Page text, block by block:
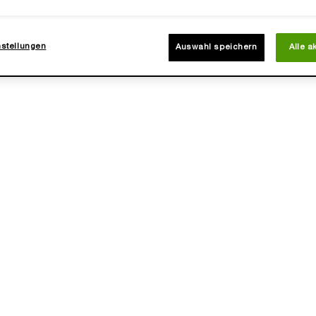
Auswahl speichern Alle